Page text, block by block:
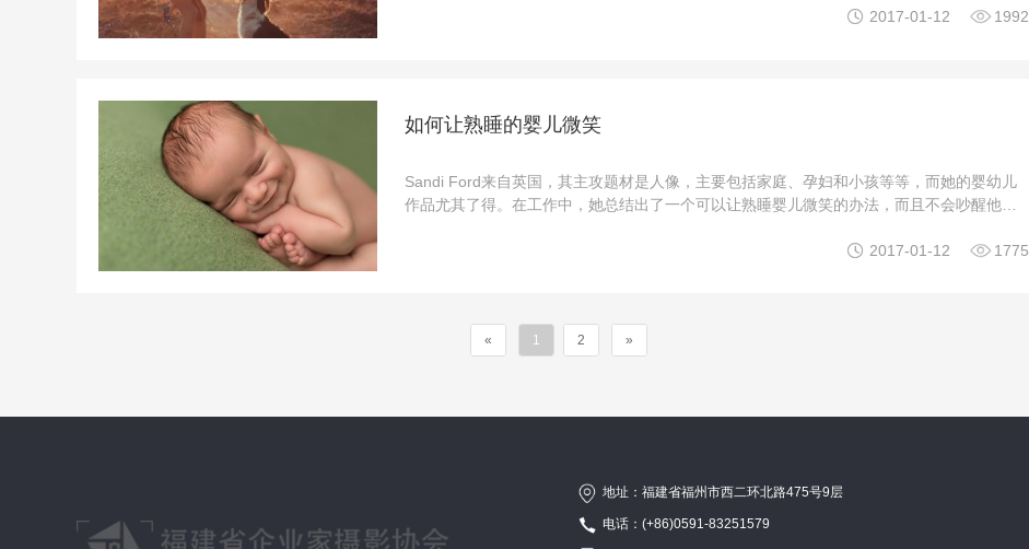
 2017-01-12  1992
如何让熟睡的婴儿微笑
Sandi Ford来自英国，其主攻题材是人像，主要包括家庭、孕妇和小孩等等，而她的婴幼儿
作品尤其了得。在工作中，她总结出了一个可以让熟睡婴儿微笑的办法，而且不会吵醒他
逗鼻子和嘴唇就能引出他们的笑容。看似简单的办法，其实也是长期观 ...
 2017-01-12  1775
« 1 2 »
地址：福建省福州市西二环北路475号9层
电话：(+86)0591-83251579